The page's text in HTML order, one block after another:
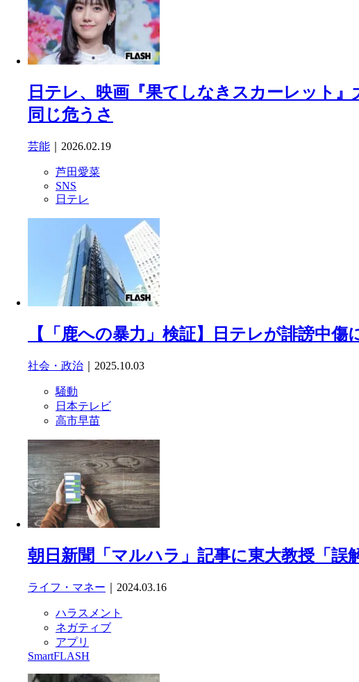
日テレ、映画『果てしなきスカーレット
同じ危うさ
芸能 ｜2026.02.19
芦田愛菜
SNS
日テレ
【「鹿への暴力」検証】日テレが誹謗中
社会・政治 ｜2025.10.03
騒動
日本テレビ
高市早苗
朝日新聞「マルハラ」記事に東大教授「誤
ライフ・マネー ｜2024.03.16
ハラスメント
ネガティブ
アプリ
SmartFLASH